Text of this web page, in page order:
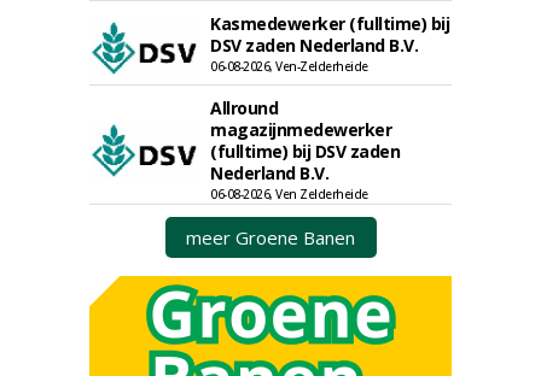
Kasmedewerker (fulltime) bij
DSV zaden Nederland B.V.
06-08-2026, Ven-Zelderheide
Allround
magazijnmedewerker
(fulltime) bij DSV zaden
Nederland B.V.
06-08-2026, Ven Zelderheide
meer Groene Banen